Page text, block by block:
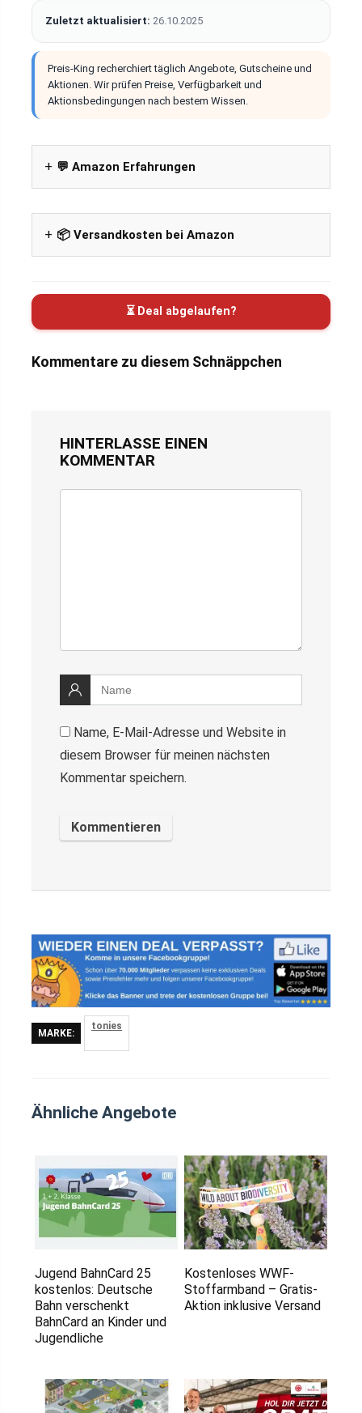
Zuletzt aktualisiert: 26.10.2025
Preis-King recherchiert täglich Angebote, Gutscheine und
Aktionen. Wir prüfen Preise, Verfügbarkeit und
Aktionsbedingungen nach bestem Wissen.
💬 Amazon Erfahrungen
📦 Versandkosten bei Amazon
⏳ Deal abgelaufen?
Kommentare zu diesem Schnäppchen
HINTERLASSE EINEN
KOMMENTAR
Name, E-Mail-Adresse und Website in
diesem Browser für meinen nächsten
Kommentar speichern.
MARKE:
tonies
Ähnliche Angebote
Jugend BahnCard 25
kostenlos: Deutsche
Bahn verschenkt
BahnCard an Kinder und
Jugendliche
Kostenloses WWF-
Stoffarmband – Gratis-
Aktion inklusive Versand